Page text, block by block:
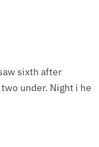
sixth after
under. Night i he